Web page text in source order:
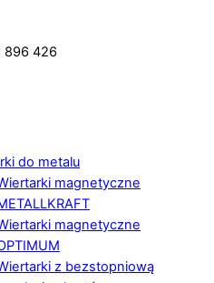
426
do metalu
magnetyczne
magnetyczne
z bezstopniową